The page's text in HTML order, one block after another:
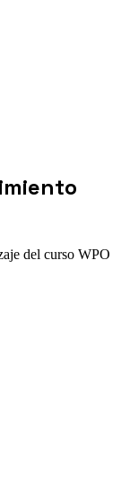
del curso WPO